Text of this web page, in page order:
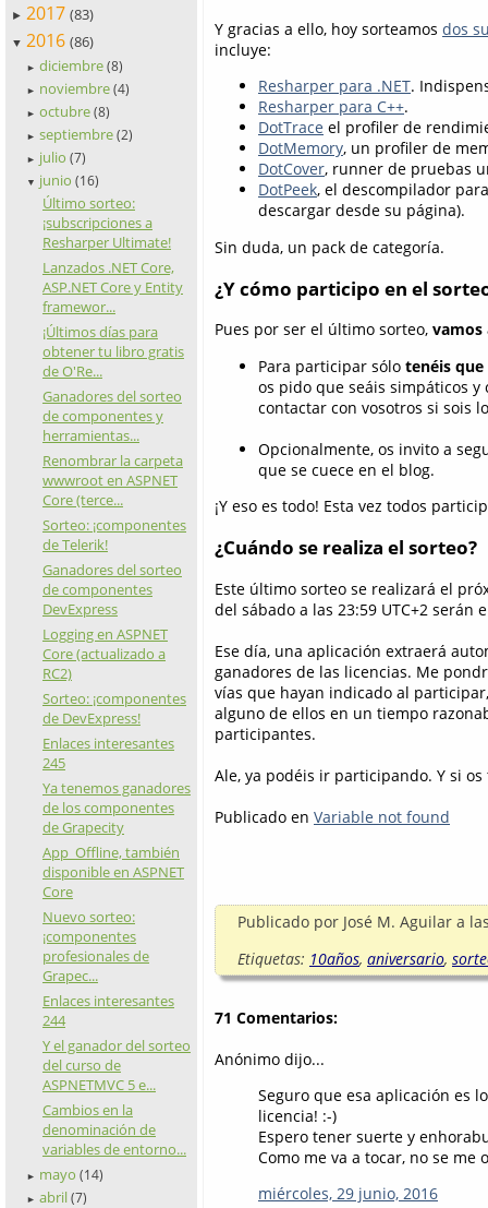
► 2017 (83)
▼ 2016 (86)
► diciembre (8)
► noviembre (4)
► octubre (8)
► septiembre (2)
► julio (7)
▼ junio (16)
Último sorteo:
¡subscripciones a
Resharper Ultimate!
Lanzados .NET Core,
ASP.NET Core y Entity
framewor...
¡Últimos días para
obtener tu libro gratis
de O'Re...
Ganadores del sorteo
de componentes y
herramientas...
Renombrar la carpeta
wwwroot en ASPNET
Core (terce...
Sorteo: ¡componentes
de Telerik!
Ganadores del sorteo
de componentes
DevExpress
Logging en ASPNET
Core (actualizado a
RC2)
Sorteo: ¡componentes
de DevExpress!
Enlaces interesantes
245
Ya tenemos ganadores
de los componentes
de Grapecity
App_Offline, también
disponible en ASPNET
Core
Nuevo sorteo:
¡componentes
profesionales de
Grapec...
Enlaces interesantes
244
Y el ganador del sorteo
del curso de
ASPNETMVC 5 e...
Cambios en la
denominación de
variables de entorno...
► mayo (14)
► abril (7)
Y gracias a ello, hoy sorteamos dos
incluye:
Resharper para .NET.
Resharper para C++.
DotTrace el profiler de
DotMemory, un profiler de
DotCover, runner de pruebas
DotPeek, el descompilador
descargar desde su página).
Sin duda, un pack de categoría.
¿Y cómo participo en el
Pues por ser el último sorteo, vamos
Para participar sólo tenéis que
os pido que seáis simpáticos
contactar con vosotros si sois
Opcionalmente, os invito a
que se cuece en el blog.
¡Y eso es todo! Esta vez todos
¿Cuándo se realiza el sorteo?
Este último sorteo se realizará el
del sábado a las 23:59 UTC+2
Ese día, una aplicación extraerá
ganadores de las licencias. Me
vías que hayan indicado al
alguno de ellos en un tiempo
participantes.
Ale, ya podéis ir participando. Y si
Publicado en Variable not found
Publicado por José M. Aguilar a
Etiquetas: 10años, aniversario,
71 Comentarios:
Anónimo dijo...
Seguro que esa aplicación es
licencia! :-)
Espero tener suerte y
Como me va a tocar, no se
miércoles, 29 junio, 2016